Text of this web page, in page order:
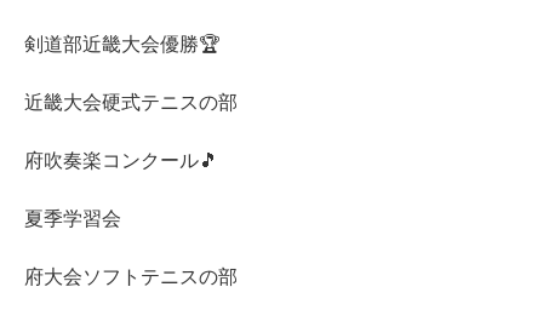
剣道部近畿大会優勝🏆
近畿大会硬式テニスの部
府吹奏楽コンクール🎵
夏季学習会
府大会ソフトテニスの部